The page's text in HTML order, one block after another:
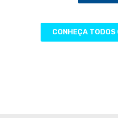
CONHEÇA TODOS